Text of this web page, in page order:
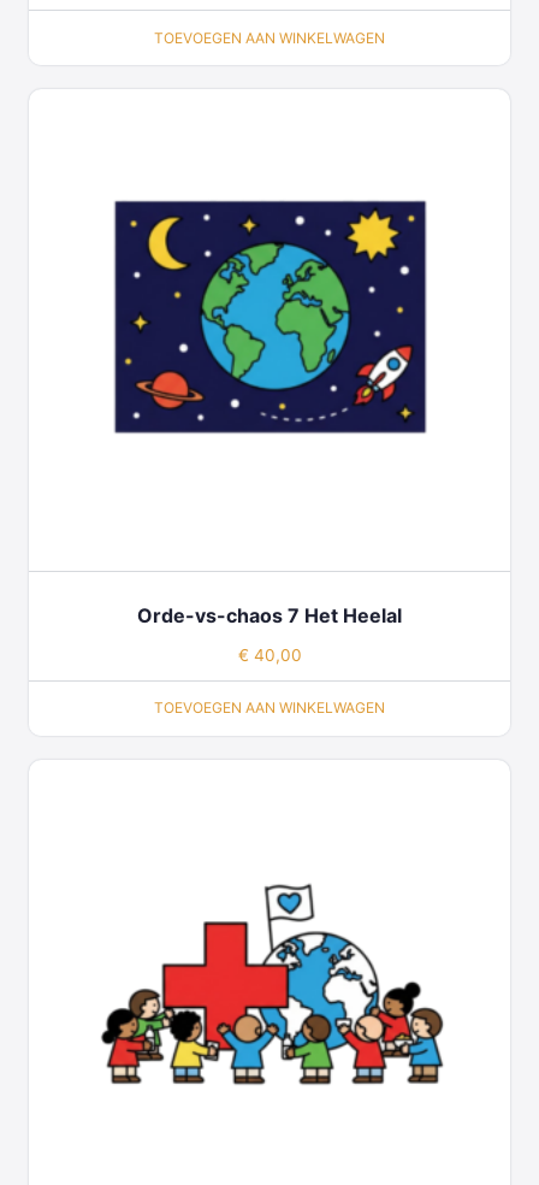
TOEVOEGEN AAN WINKELWAGEN
Orde-vs-chaos 7 Het Heelal
€ 40,00
TOEVOEGEN AAN WINKELWAGEN